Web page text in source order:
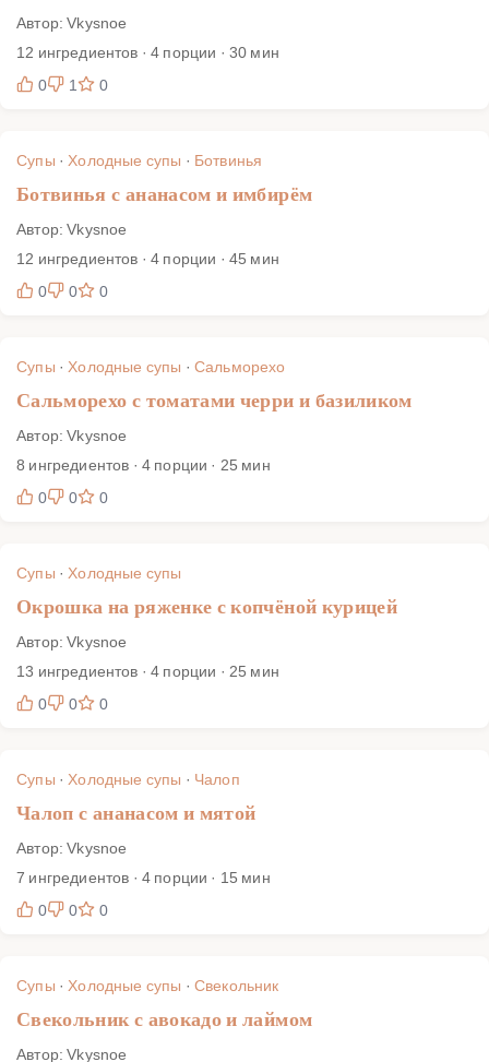
Автор: Vkysnoe
12 ингредиентов · 4 порции · 30 мин
0
1 0
Супы ·Холодные супы · Ботвинья
Ботвинья с ананасом и имбирём
Автор: Vkysnoe
12 ингредиентов · 4 порции · 45 мин
0
0 0
Супы ·Холодные супы · Сальморехо
Сальморехо с томатами черри и базиликом
Автор: Vkysnoe
8 ингредиентов · 4 порции · 25 мин
0
0 0
Супы ·Холодные супы
Окрошка на ряженке с копчёной курицей
Автор: Vkysnoe
13 ингредиентов · 4 порции · 25 мин
0
0 0
Супы ·Холодные супы · Чалоп
Чалоп с ананасом и мятой
Автор: Vkysnoe
7 ингредиентов · 4 порции · 15 мин
0
0 0
Супы ·Холодные супы · Свекольник
Свекольник с авокадо и лаймом
Автор: Vkysnoe